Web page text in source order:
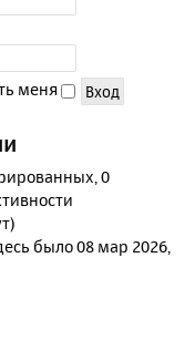
меня
0
было 08 мар 2026,